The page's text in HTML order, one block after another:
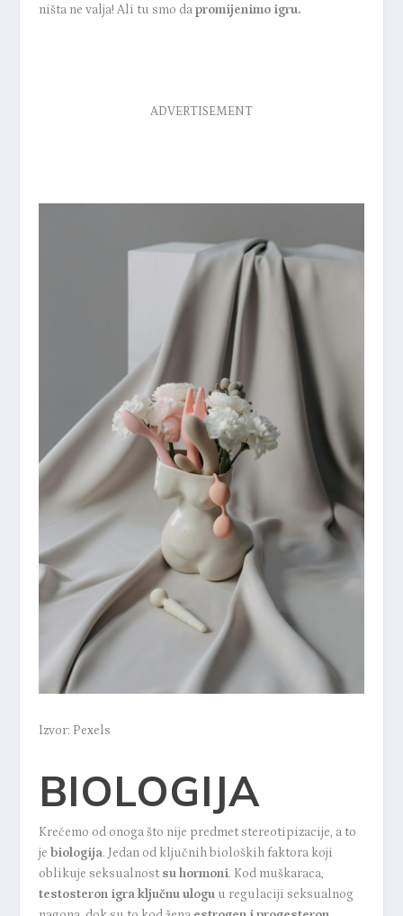
ništa ne valja! Ali tu smo dapromijenimo igru.
ADVERTISEMENT
Izvor: Pexels
BIOLOGIJA
Krećemo od onoga što nije predmet stereotipizacije, a to
je biologija. Jedan od ključnih bioloških faktora koji
oblikuje seksualnost su hormoni. Kod muškaraca,
testosteron igra ključnu uloguu regulaciji seksualnog